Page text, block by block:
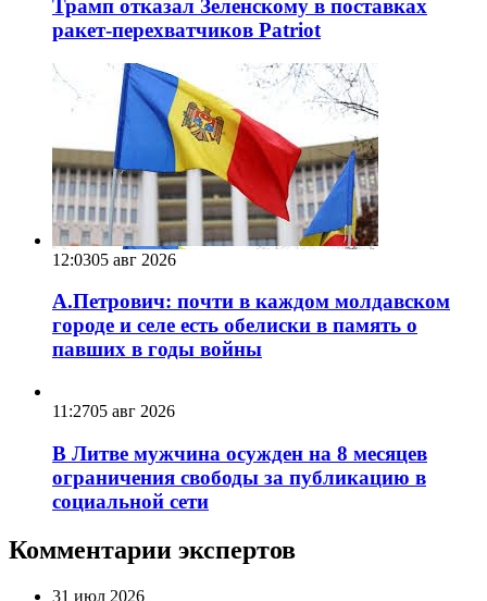
Трамп отказал Зеленскому в поставках
ракет-перехватчиков Patriot
12:0305 авг 2026
А.Петрович: почти в каждом молдавском
городе и селе есть обелиски в память о
павших в годы войны
11:2705 авг 2026
В Литве мужчина осужден на 8 месяцев
ограничения свободы за публикацию в
социальной сети
Комментарии экспертов
31 июл 2026